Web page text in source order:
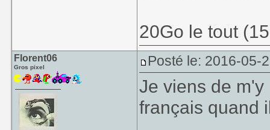
20Go le tout
Florent06
Gros pixel Posté le: 2016-05-
Je viens de
français quand